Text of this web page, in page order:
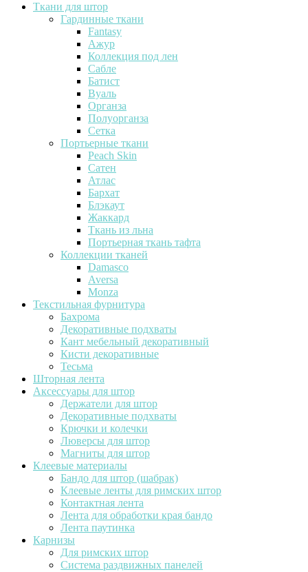
Ткани для штор
Гардинные ткани
Fantasy
Ажур
Коллекция под лен
Сабле
Батист
Вуаль
Органза
Полуорганза
Сетка
Портьерные ткани
Peach Skin
Сатен
Атлас
Бархат
Блэкаут
Жаккард
Ткань из льна
Портьерная ткань тафта
Коллекции тканей
Damasco
Aversa
Monza
Текстильная фурнитура
Бахрома
Декоративные подхваты
Кант мебельный декоративный
Кисти декоративные
Тесьма
Шторная лента
Аксессуары для штор
Держатели для штор
Декоративные подхваты
Крючки и колечки
Люверсы для штор
Магниты для штор
Клеевые материалы
Бандо для штор (шабрак)
Клеевые ленты для римских штор
Контактная лента
Лента для обработки края бандо
Лента паутинка
Карнизы
Для римских штор
Система раздвижных панелей